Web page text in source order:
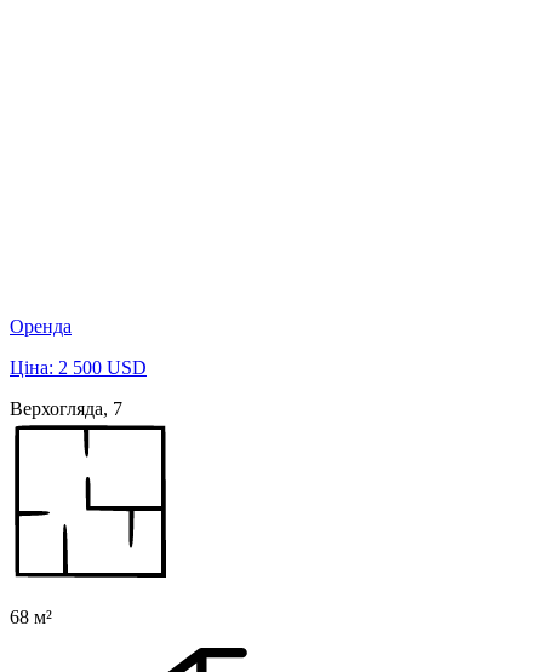
Оренда
Ціна: 2 500 USD
Верхогляда, 7
68 м²